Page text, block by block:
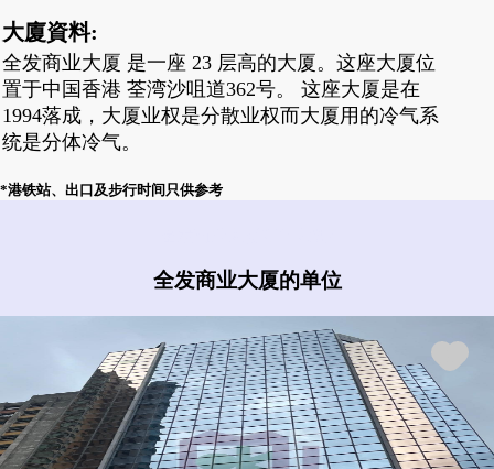
大廈資料:
全发商业大厦 是一座 23 层高的大厦。这座大厦位
置于中国香港 荃湾沙咀道362号。 这座大厦是在
1994落成，大厦业权是分散业权而大厦用的冷气系
统是分体冷气。
*港铁站、出口及步行时间只供参考
全发商业大厦的单位